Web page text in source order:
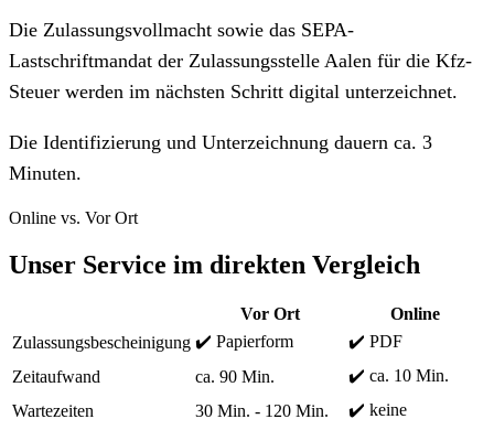
Die Zulassungsvollmacht sowie das SEPA-
Lastschriftmandat der Zulassungsstelle Aalen für die Kfz-
Steuer werden im nächsten Schritt digital unterzeichnet.
Die Identifizierung und Unterzeichnung dauern ca. 3
Minuten.
Online vs. Vor Ort
Unser Service im direkten Vergleich
Vor Ort
Online
Zulassungsbescheinigung ✔️ Papierform
✔️ PDF
Zeitaufwand
ca. 90 Min.
✔️ ca. 10 Min.
Wartezeiten
30 Min. - 120 Min. ✔️ keine